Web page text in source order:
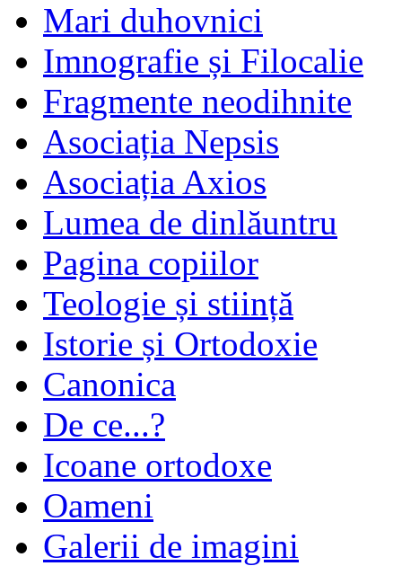
Mari duhovnici
Imnografie și Filocalie
Fragmente neodihnite
Asociația Nepsis
Asociația Axios
Lumea de dinlăuntru
Pagina copiilor
Teologie și stiință
Istorie și Ortodoxie
Canonica
De ce...?
Icoane ortodoxe
Oameni
Galerii de imagini